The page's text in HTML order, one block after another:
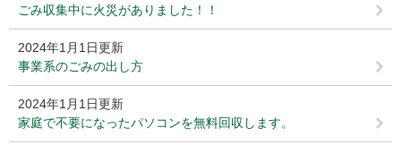
ごみ収集中に火災がありました！！
2024年1月1日更新
事業系のごみの出し方
2024年1月1日更新
家庭で不要になったパソコンを無料回収します。